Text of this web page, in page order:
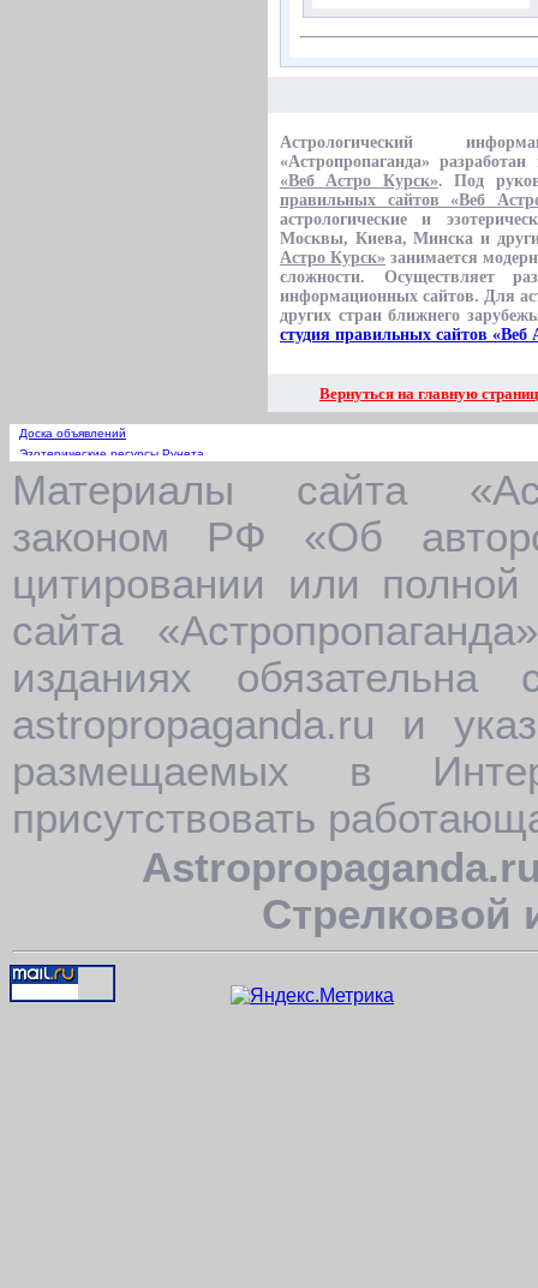
Астрологический
«Астропропаганда»
«Веб Астро Курск». Под
правильных сайтов «Веб
астрологические и
Москвы, Киева, Минска и
Астро Курск» занимается
сложности. Осуществляет
информационных сайтов. Для
других стран ближнего
студия правильных сайтов «Веб
Вернуться на главную
Доска объявлений
Эзотерические ресурсы Рунета
Астрологические сайты городов России
Астрологические сайты ближнего зарубежья
Странички астрологов и парапсихологов
Материалы сайта
законом РФ «Об
цитировании или полной
сайта
изданиях
astropropaganda.ru и
размещаемых в
присутствовать
Стрелковой